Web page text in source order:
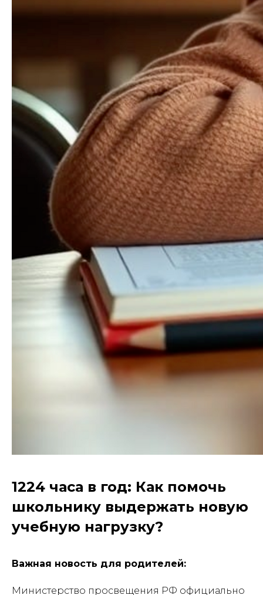
1224 часа в год: Как помочь
школьнику выдержать новую
учебную нагрузку?
Важная новость для родителей:
Министерство просвещения РФ официально